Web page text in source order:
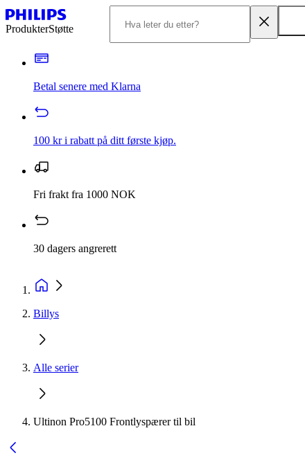
ProdukterStøtte
Betal senere med Klarna
100 kr i rabatt på ditt første kjøp.
Fri frakt fra 1000 NOK
30 dagers angrerett
Billys
Alle serier
Ultinon Pro5100 Frontlyspærer til bil